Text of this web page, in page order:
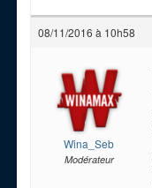
08/11/2016 à 10h58
Wina_Seb
Modérateur